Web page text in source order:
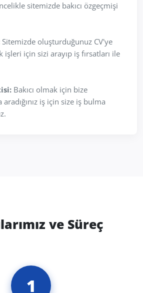
sitemizde bakıcı özgeçmişi
Sitemizde oluşturduğunuz CV'ye
işleri için sizi arayıp iş fırsatları ile
Bakıcı olmak için bize
iş için size iş bulma
ve Süreç
1